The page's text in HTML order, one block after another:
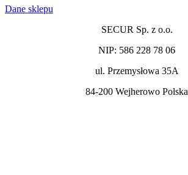
Dane sklepu​
SECUR Sp. z o.o.
NIP: 586 228 78 06
ul. Przemysłowa 35A
84-200 Wejherowo Polska